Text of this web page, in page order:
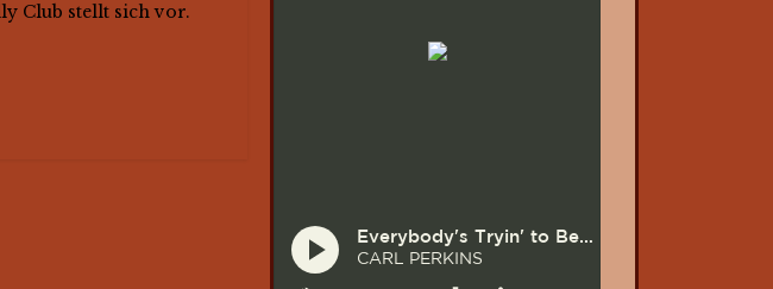
Club stellt sich vor.